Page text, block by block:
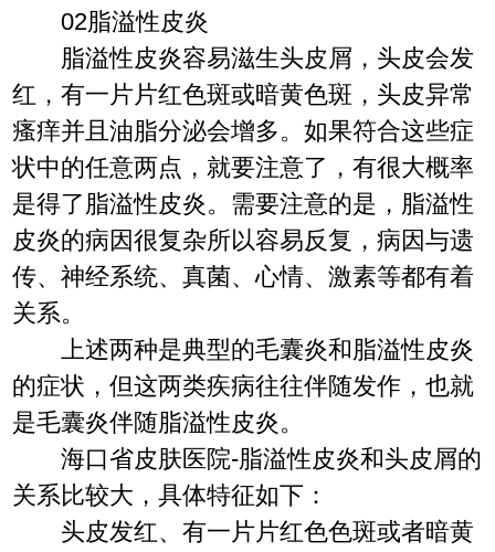
02脂溢性皮炎
脂溢性皮炎容易滋生头皮屑，头皮会发
红，有一片片红色斑或暗黄色斑，头皮异常
瘙痒并且油脂分泌会增多。如果符合这些症
状中的任意两点，就要注意了，有很大概率
是得了脂溢性皮炎。需要注意的是，脂溢性
皮炎的病因很复杂所以容易反复，病因与遗
传、神经系统、真菌、心情、激素等都有着
关系。
上述两种是典型的毛囊炎和脂溢性皮炎
的症状，但这两类疾病往往伴随发作，也就
是毛囊炎伴随脂溢性皮炎。
海口省皮肤医院-脂溢性皮炎和头皮屑的
关系比较大，具体特征如下：
头皮发红、有一片片红色色斑或者暗黄